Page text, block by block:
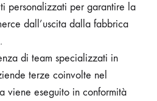
personalizzati per garantire la
dall’uscita dalla fabbrica
di team specializzati in
terze coinvolte nel
viene eseguito in conformità